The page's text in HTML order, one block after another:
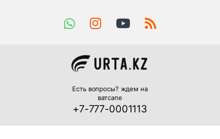
Есть вопросы? ждем на
ватсапе
+7-777-0001113